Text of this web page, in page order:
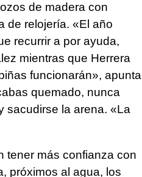
de madera con
de relojería. «El año
recurrir a por ayuda,
mientras que Herrera
funcionarán», apunta
quemado, nunca
sacudirse la arena. «La
tener más confianza con
próximos al agua, los